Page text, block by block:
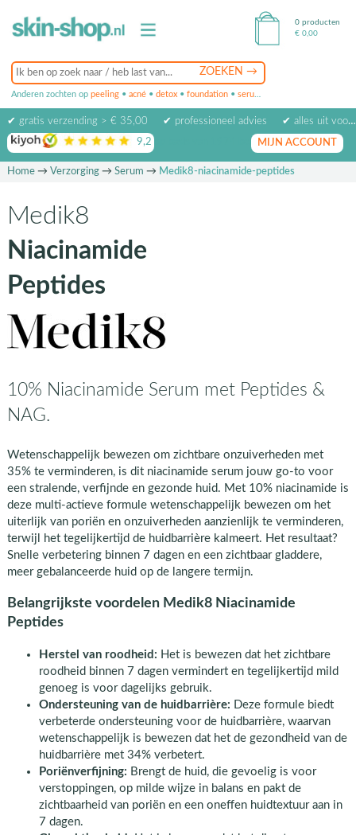
Anderen zochten op peeling • acné • detox • foundation • serum
0 producten
€ 0,00
✔ gratis verzending > € 35,00 ✔ professioneel advies
✔ alles uit voorraad leverbaar
9,2 op basis van beoordelingen
MIJN ACCOUNT
Home→ Verzorging→ Serum → Medik8-niacinamide-peptides
Medik8
Niacinamide
Peptides
10% Niacinamide Serum met Peptides &
NAG.
Wetenschappelijk bewezen om zichtbare onzuiverheden met
35% te verminderen, is dit niacinamide serum jouw go-to voor
een stralende, verfijnde en gezonde huid. Met 10% niacinamide is
deze multi-actieve formule wetenschappelijk bewezen om het
uiterlijk van poriën en onzuiverheden aanzienlijk te verminderen,
terwijl het tegelijkertijd de huidbarrière kalmeert. Het resultaat?
Snelle verbetering binnen 7 dagen en een zichtbaar gladdere,
meer gebalanceerde huid op de langere termijn.
Belangrijkste voordelen Medik8 Niacinamide
Peptides
Herstel van roodheid: Het is bewezen dat het zichtbare
roodheid binnen 7 dagen vermindert en tegelijkertijd mild
genoeg is voor dagelijks gebruik.
Ondersteuning van de huidbarrière: Deze formule biedt
verbeterde ondersteuning voor de huidbarrière, waarvan
wetenschappelijk is bewezen dat het de gezondheid van de
huidbarrière met 34% verbetert.
Poriënverfijning: Brengt de huid, die gevoelig is voor
verstoppingen, op milde wijze in balans en pakt de
zichtbaarheid van poriën en een oneffen huidtextuur aan in
7 dagen.